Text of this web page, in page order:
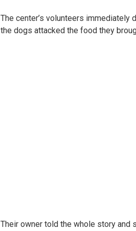
The center’s volunteers immediately
the dogs attacked the food they
Their owner told the whole story and